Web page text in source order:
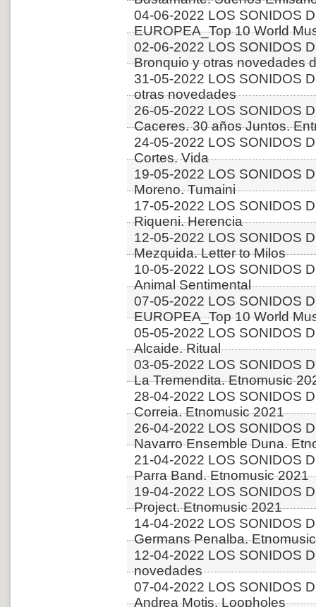
04-06-2022 LOS SONIDOS
EUROPEA_Top 10 World
02-06-2022 LOS SONIDOS
Bronquio y otras novedades
31-05-2022 LOS SONIDOS
otras novedades
26-05-2022 LOS SONIDOS
Caceres. 30 años Juntos.
24-05-2022 LOS SONIDOS
Cortes. Vida
19-05-2022 LOS SONIDOS
Moreno. Tumaini
17-05-2022 LOS SONIDOS
Riqueni. Herencia
12-05-2022 LOS SONIDOS
Mezquida. Letter to Milos
10-05-2022 LOS SONIDOS
Animal Sentimental
07-05-2022 LOS SONIDOS
EUROPEA_Top 10 World
05-05-2022 LOS SONIDOS
Alcaide. Ritual
03-05-2022 LOS SONIDOS
La Tremendita. Etnomusic
28-04-2022 LOS SONIDOS
Correia. Etnomusic 2021
26-04-2022 LOS SONIDOS
Navarro Ensemble Duna.
21-04-2022 LOS SONIDOS
Parra Band. Etnomusic 2021
19-04-2022 LOS SONIDOS
Project. Etnomusic 2021
14-04-2022 LOS SONIDOS
Germans Penalba.
12-04-2022 LOS SONIDOS
novedades
07-04-2022 LOS SONIDOS
Andrea Motis. Loopholes